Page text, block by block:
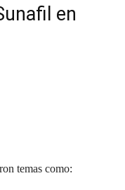
en
temas como: